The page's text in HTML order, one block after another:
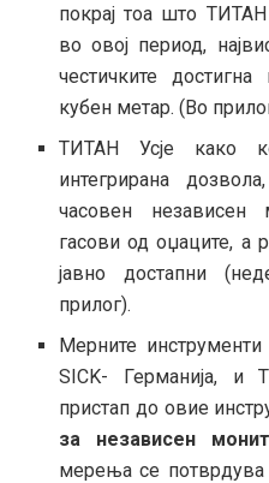
покрај тоа што
во овој период,
честичките
кубен метар. (Во
ТИТАН Усје како
интегрирана
часовен независен
гасови од оџаците, а
јавно достапни
прилог).
Мерните
SICK- Германија, и
пристап до овие
за независен
мерења се потврдува